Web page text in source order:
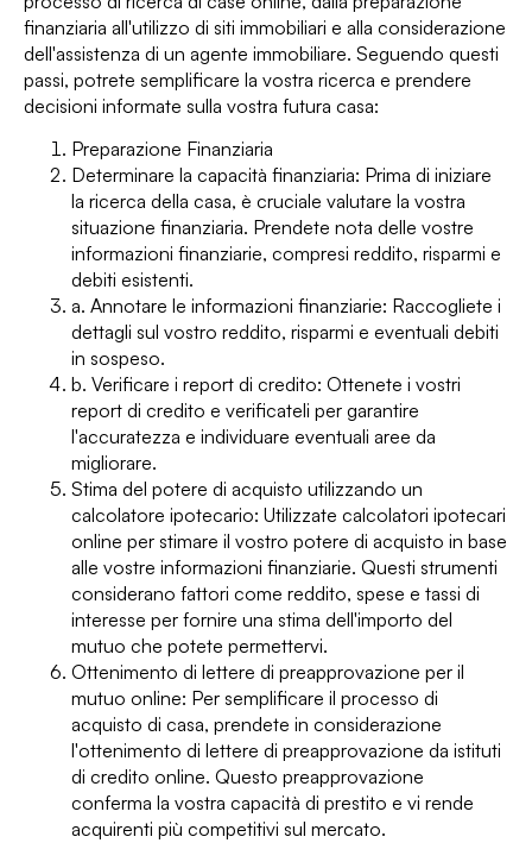
finanziaria all'utilizzo di siti immobiliari e alla considerazione
dell'assistenza di un agente immobiliare. Seguendo questi
passi, potrete semplificare la vostra ricerca e prendere
decisioni informate sulla vostra futura casa:
Preparazione Finanziaria
Determinare la capacità finanziaria: Prima di iniziare
la ricerca della casa, è cruciale valutare la vostra
situazione finanziaria. Prendete nota delle vostre
informazioni finanziarie, compresi reddito, risparmi e
debiti esistenti.
a. Annotare le informazioni finanziarie: Raccogliete i
dettagli sul vostro reddito, risparmi e eventuali debiti
in sospeso.
b. Verificare i report di credito: Ottenete i vostri
report di credito e verificateli per garantire
l'accuratezza e individuare eventuali aree da
migliorare.
Stima del potere di acquisto utilizzando un
calcolatore ipotecario: Utilizzate calcolatori ipotecari
online per stimare il vostro potere di acquisto in base
alle vostre informazioni finanziarie. Questi strumenti
considerano fattori come reddito, spese e tassi di
interesse per fornire una stima dell'importo del
mutuo che potete permettervi.
Ottenimento di lettere di preapprovazione per il
mutuo online: Per semplificare il processo di
acquisto di casa, prendete in considerazione
l'ottenimento di lettere di preapprovazione da istituti
di credito online. Questo preapprovazione
conferma la vostra capacità di prestito e vi rende
acquirenti più competitivi sul mercato.